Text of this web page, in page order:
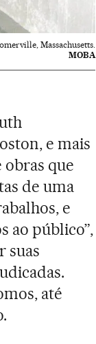
Massachusetts.
MOBA
e mais
obras que
de uma
e
ao público”,
suas
até